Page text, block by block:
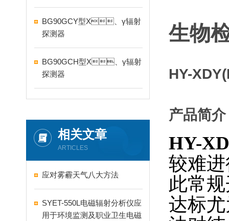
BG90GCY型X、γ辐射
探测器
BG90GCH型X、γ辐射
探测器
相关文章
ARTICLES
应对雾霾天气八大方法
SYET-550L电磁辐射分析仪应
用于环境监测及职业卫生电磁
生物
HY-
产品简介
HY-
较难进
此常
达标尤